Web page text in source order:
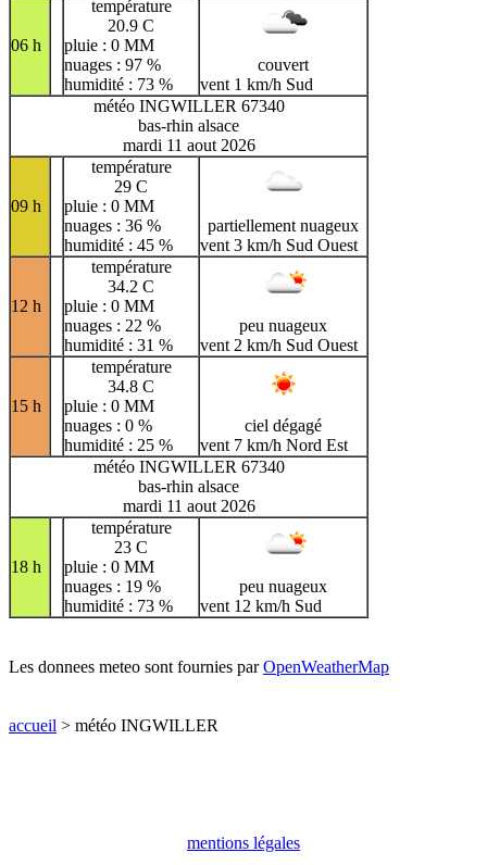
06 h
température
20.9 C
pluie : 0 MM
nuages : 97 %
humidité : 73 %
couvert
vent 1 km/h Sud
météo INGWILLER 67340
bas-rhin alsace
mardi 11 aout 2026
09 h
température
29 C
pluie : 0 MM
nuages : 36 %
humidité : 45 %
partiellement nuageux
vent 3 km/h Sud Ouest
12 h
température
34.2 C
pluie : 0 MM
nuages : 22 %
humidité : 31 %
peu nuageux
vent 2 km/h Sud Ouest
15 h
température
34.8 C
pluie : 0 MM
nuages : 0 %
humidité : 25 %
ciel dégagé
vent 7 km/h Nord Est
météo INGWILLER 67340
bas-rhin alsace
mardi 11 aout 2026
18 h
température
23 C
pluie : 0 MM
nuages : 19 %
humidité : 73 %
peu nuageux
vent 12 km/h Sud
Les donnees meteo sont fournies parOpenWeatherMap
accueil > météo INGWILLER
mentions légales